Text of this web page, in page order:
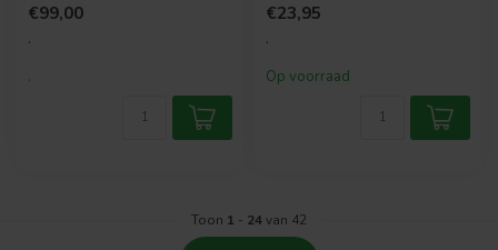
€99,00
.
.
waxinelic...
€23,95
.
Op voorraad
Toon 1 - 24van 42